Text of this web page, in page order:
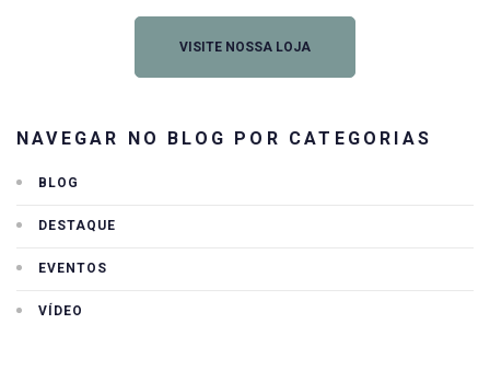
VISITE NOSSA LOJA
NAVEGAR NO BLOG POR CATEGORIAS
BLOG
DESTAQUE
EVENTOS
VÍDEO